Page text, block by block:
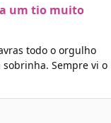
um tio muito
todo o orgulho
Sempre vi o